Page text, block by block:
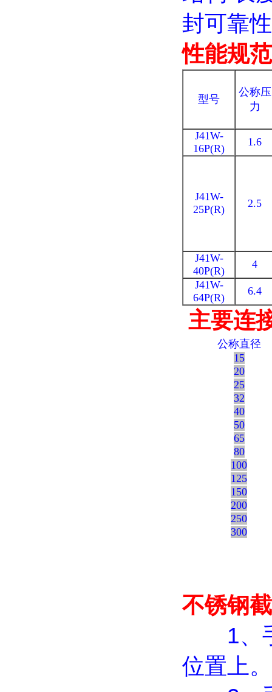
封可靠
性能规
型号
公称压
力
J41W-
16P(R)
1.6
J41W-
25P(R)
2.5
J41W-
40P(R)
4
J41W-
64P(R)
6.4
主要连
公称直径
15
20
25
32
40
50
65
80
100
125
150
200
250
300
不锈钢
1、手
位置上。